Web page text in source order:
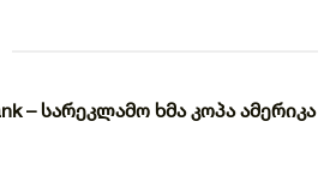
– სარეკლამო ხმა კოპა ამერიკა